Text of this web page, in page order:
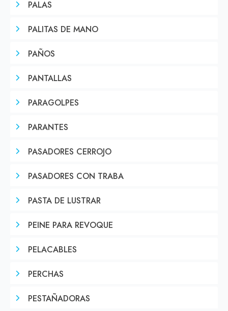
PALAS
PALITAS DE MANO
PAÑOS
PANTALLAS
PARAGOLPES
PARANTES
PASADORES CERROJO
PASADORES CON TRABA
PASTA DE LUSTRAR
PEINE PARA REVOQUE
PELACABLES
PERCHAS
PESTAÑADORAS